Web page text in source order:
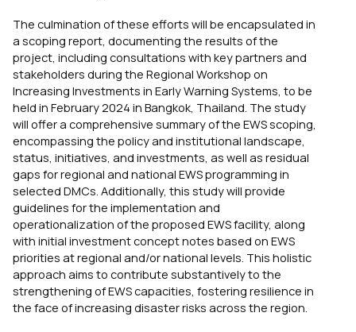
The culmination of these efforts will be encapsulated in
a scoping report, documenting the results of the
project, including consultations with key partners and
stakeholders during the Regional Workshop on
Increasing Investments in Early Warning Systems, to be
held in February 2024 in Bangkok, Thailand. The study
will offer a comprehensive summary of the EWS scoping,
encompassing the policy and institutional landscape,
status, initiatives, and investments, as well as residual
gaps for regional and national EWS programming in
selected DMCs. Additionally, this study will provide
guidelines for the implementation and
operationalization of the proposed EWS facility, along
with initial investment concept notes based on EWS
priorities at regional and/or national levels. This holistic
approach aims to contribute substantively to the
strengthening of EWS capacities, fostering resilience in
the face of increasing disaster risks across the region.